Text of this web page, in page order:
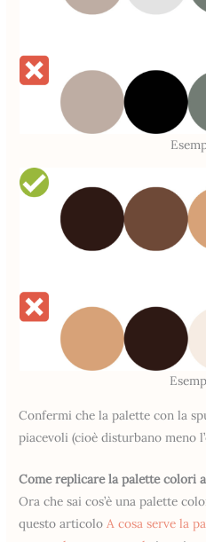
Confermi che la palette con la
piacevoli (cioè disturbano meno
Come replicare la palette colori
Ora che sai cos’è una palette
questo articoloA cosa serve la